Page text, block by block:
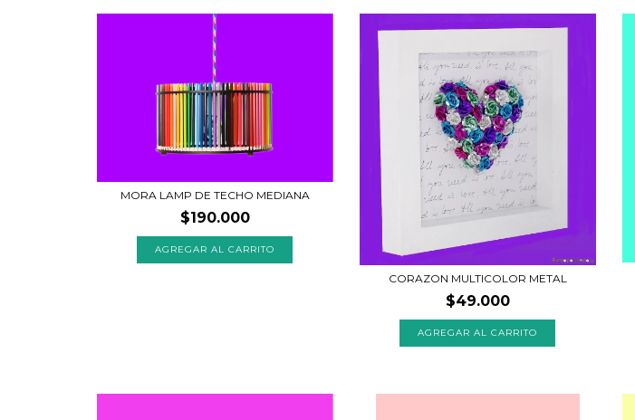
MORA LAMP DE TECHO MEDIANA
$190.000
CORAZON MULTICOLOR METAL
$49.000
AGREGAR AL CARRITO